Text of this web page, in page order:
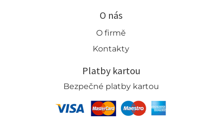
O nás
O firmě
Kontakty
Platby kartou
Bezpečné platby kartou